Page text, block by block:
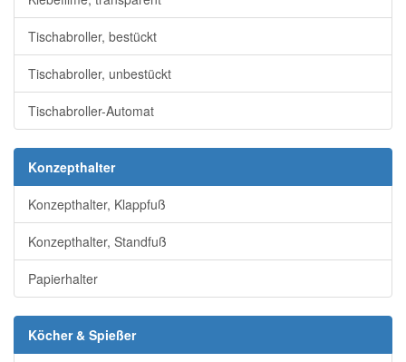
Tischabroller, bestückt
Tischabroller, unbestückt
Tischabroller-Automat
Konzepthalter
Konzepthalter, Klappfuß
Konzepthalter, Standfuß
Papierhalter
Köcher & Spießer